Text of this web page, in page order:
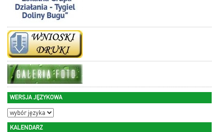
WERSJA JĘZYKOWA
KALENDARZ